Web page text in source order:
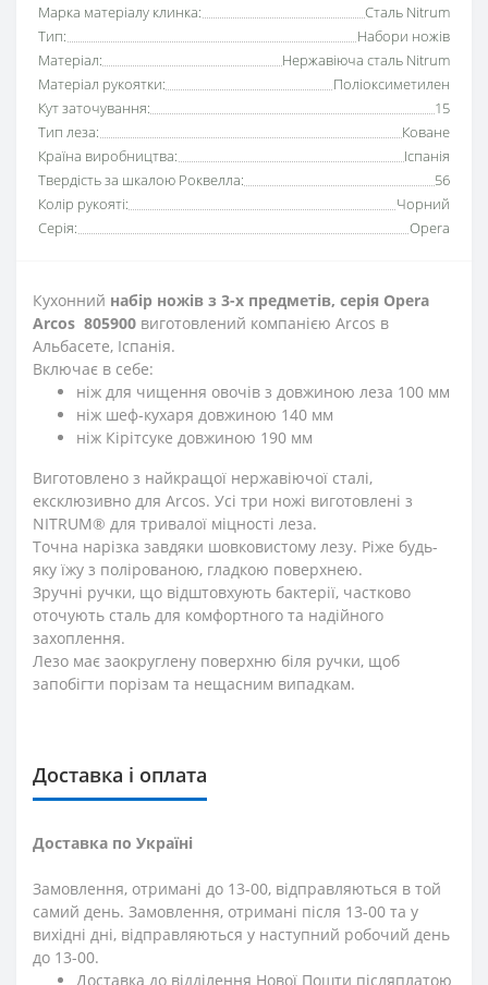
Марка матеріалу клинка:
Сталь Nitrum
Тип:
Набори ножів
Матеріал:
Нержавіюча сталь Nitrum
Матеріал рукоятки:
Поліоксиметилен
Кут заточування:
15
Тип леза:
Коване
Країна виробництва:
Іспанія
Твердість за шкалою Роквелла:
56
Колір рукояті:
Чорний
Серія:
Opera
Кухонний набір ножів з 3-х предметів, серія Opera
Arcos 805900 виготовлений компанією Arcos в
Альбасете, Іспанія.
Включає в себе:
ніж для чищення овочів з довжиною леза 100 мм
ніж шеф-кухаря довжиною 140 мм
ніж Кірітсуке довжиною 190 мм
Виготовлено з найкращої нержавіючої сталі,
ексклюзивно для Arcos. Усі три ножі виготовлені з
NITRUM® для тривалої міцності леза.
Точна нарізка завдяки шовковистому лезу. Ріже будь-
яку їжу з полірованою, гладкою поверхнею.
Зручні ручки, що відштовхують бактерії, частково
оточують сталь для комфортного та надійного
захоплення.
Лезо має заокруглену поверхню біля ручки, щоб
запобігти порізам та нещасним випадкам.
Доставка і оплата
Доставка по Україні
Замовлення, отримані до 13-00, відправляються в той
самий день. Замовлення, отримані після 13-00 та у
вихідні дні, відправляються у наступний робочий день
до 13-00.
Доставка до відділення Нової Пошти післяплатою